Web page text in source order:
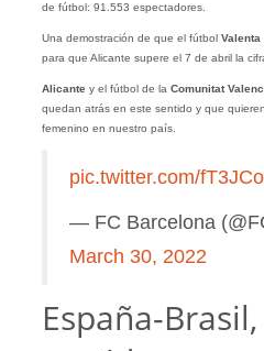
de fútbol: 91.553 espectadores.
Una demostración de que el fútbol Valenta
para que Alicante supere el 7 de abril la
Alicantey el fútbol de la Comunitat
quedan atrás en este sentido y que
femenino en nuestro país.
pic.twitter.com/
— FC Barcelona
March 30, 2022
España-